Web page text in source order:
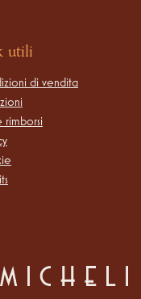
utili
di vendita
rimborsi